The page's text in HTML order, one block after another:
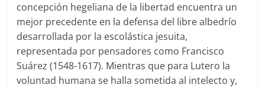
concepción hegeliana de la libertad encuentra un
mejor precedente en la defensa del libre albedrío
desarrollada por la escolástica jesuita,
representada por pensadores como Francisco
Suárez (1548-1617). Mientras que para Lutero la
voluntad humana se halla sometida al intelecto y,